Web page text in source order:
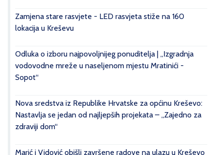
Zamjena stare rasvjete - LED rasvjeta stiže na 160
lokacija u Kreševu
Odluka o izboru najpovoljnijeg ponuditelja | „Izgradnja
vodovodne mreže u naseljenom mjestu Mratinići -
Sopot“
Nova sredstva iz Republike Hrvatske za općinu Kreševo:
Nastavlja se jedan od najljepših projekata – „Zajedno za
zdraviji dom“
Marić i Vidović obišli završene radove na ulazu u Kreševo